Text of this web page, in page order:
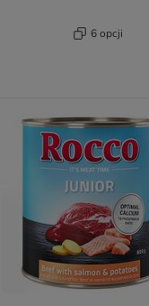
6 opcji